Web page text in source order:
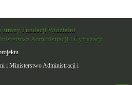
i Ministerstwo Administracji i